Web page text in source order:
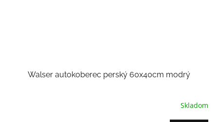
Walser autokoberec perský 60x40cm modrý
Skladom